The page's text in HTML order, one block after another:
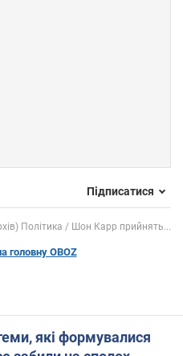
Підписатися
Політика Шон Карр прийнять...
головну OBOZ
які формувалися